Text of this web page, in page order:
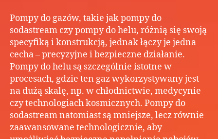
Pompy do gazów, takie jak pompy do
sodastream czy pompy do helu, różnią się swoją
specyfiką i konstrukcją, jednak łączy je jedna
cecha – precyzyjne i bezpieczne działanie.
Pompy do helu są szczególnie istotne w
procesach, gdzie ten gaz wykorzystywany jest
na dużą skalę, np. w chłodnictwie, medycynie
czy technologiach kosmicznych. Pompy do
sodastream natomiast są mniejsze, lecz równie
zaawansowane technologicznie, aby